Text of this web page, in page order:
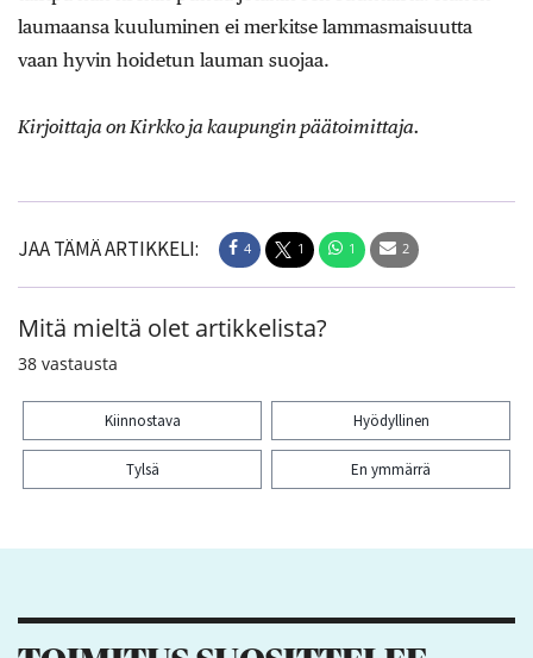
laumaansa kuuluminen ei merkitse lammas­maisuutta
vaan hyvin hoidetun lauman suojaa.
Kirjoittaja on Kirkko ja kaupungin päätoimittaja.
JAA TÄMÄ ARTIKKELI: 4 1 1 2
Mitä mieltä olet artikkelista?
38 vastausta
Kiinnostava Hyödyllinen
Tylsä En ymmärrä